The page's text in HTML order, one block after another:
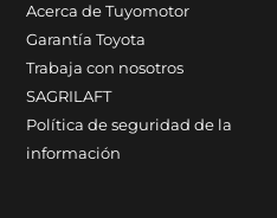
Acerca de Tuyomotor
Garantía Toyota
Trabaja con nosotros
SAGRILAFT
Política de seguridad de la
información